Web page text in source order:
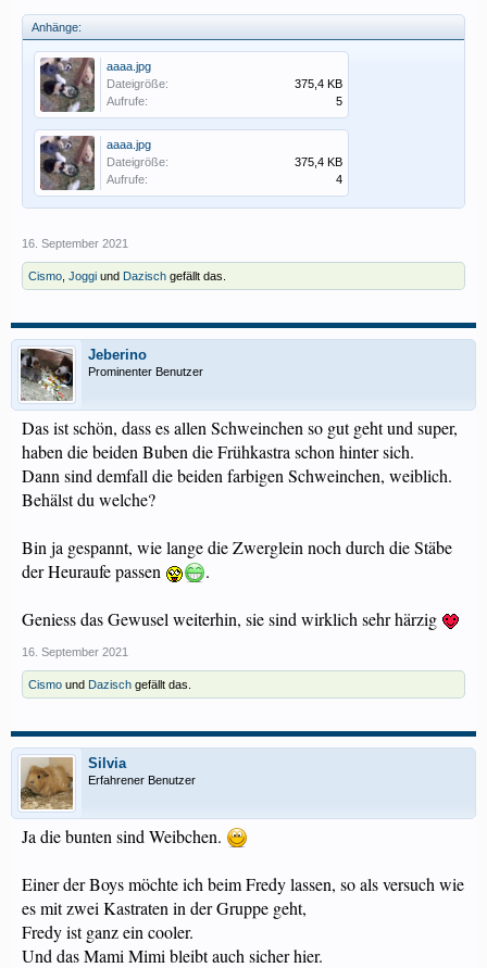
Anhänge:
aaaa.jpg
Dateigröße:
375,4 KB
Aufrufe:
5
aaaa.jpg
Dateigröße:
375,4 KB
Aufrufe:
4
16. September 2021
Cismo Joggi und Dazisch gefällt das.
Jeberino
Prominenter Benutzer
Das ist schön, dass es allen Schweinchen so gut geht und super,
haben die beiden Buben die Frühkastra schon hinter sich.
Dann sind demfall die beiden farbigen Schweinchen, weiblich.
Behälst du welche?
Bin ja gespannt, wie lange die Zwerglein noch durch die Stäbe
der Heuraufe passen
.
Geniess das Gewusel weiterhin, sie sind wirklich sehr härzig
16. September 2021
Cismo und Dazisch gefällt das.
Silvia
Erfahrener Benutzer
Ja die bunten sind Weibchen.
Einer der Boys möchte ich beim Fredy lassen, so als versuch wie
es mit zwei Kastraten in der Gruppe geht,
Fredy ist ganz ein cooler.
Und das Mami Mimi bleibt auch sicher hier.